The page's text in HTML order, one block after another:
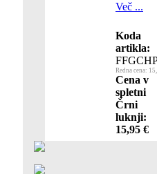
Več ...
Koda
artikla:
Redna cena:
Cena v
spletni
Črni
luknji:
15,95 €